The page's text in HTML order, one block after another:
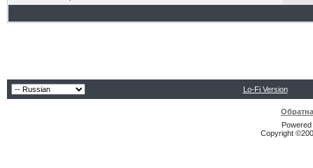
Lo-Fi Version
Copyright